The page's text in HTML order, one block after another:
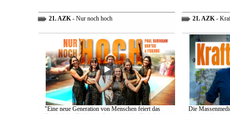
21. AZK- Nur noch hoch
"Eine neue Generation von Menschen feiert das
21. AZK-
Die